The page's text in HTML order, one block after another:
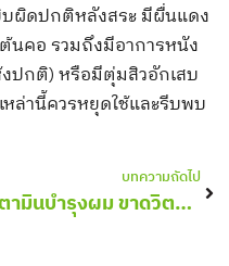
ผิดปกติหลังสระ มีผื่นแดง
นคอ รวมถึงมีอาการหนัง
ปกติ) หรือมีตุ่มสิวอักเสบ
ล่านี้ควรหยุดใช้และรีบพบ
บทความถัดไป
วิตามินบำรุงผม ขาดวิตามินอะไรทำให้ผมร่วง?